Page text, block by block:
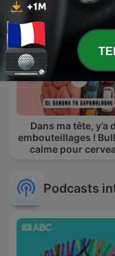
Dans ma tête, y’a
embouteillages !
calme pour
Podcasts